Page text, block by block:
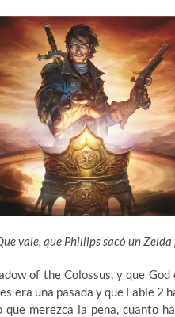
vale, que Phillips sacó un
of the Colossus, y que
era una pasada y que Fable 2
merezca la pena, cuanto